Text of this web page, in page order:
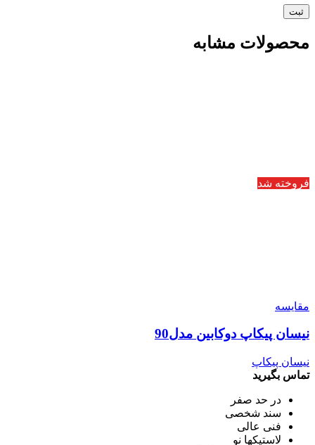
محصولات مشابه
فروخته شد
مقایسه
نیسان پیکاپ دوکابین مدل90
نیسان پیکاپ
تماس بگیرید
در حد صفر
سند شخصی
فنی عالی
لاستیکها نو